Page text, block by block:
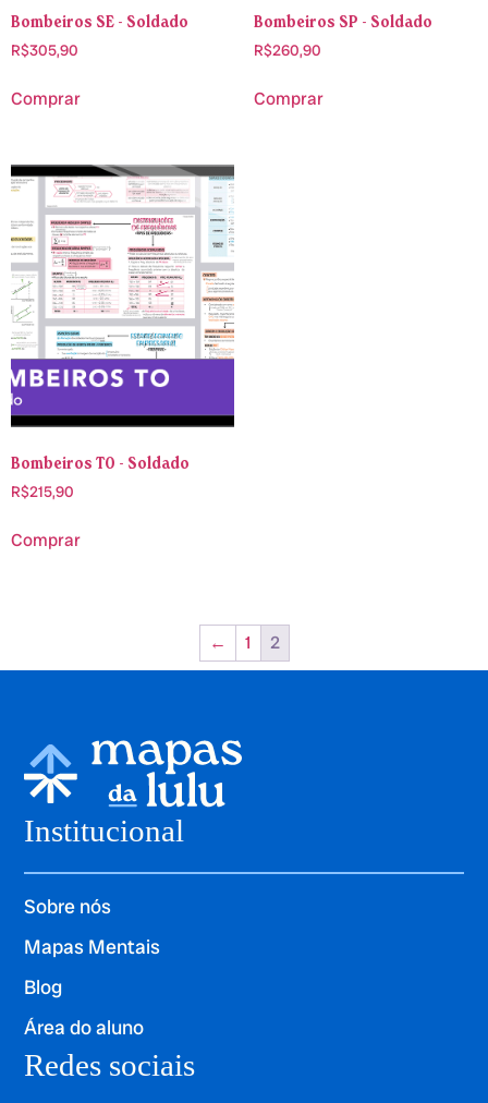
Bombeiros SE - Soldado
R$305,90
Comprar
Bombeiros SP - Soldado
R$260,90
Comprar
Bombeiros TO - Soldado
R$215,90
Comprar
← 1 2
Institucional
Sobre nós
Mapas Mentais
Blog
Área do aluno
Redes sociais